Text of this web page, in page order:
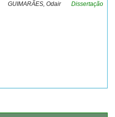
GUIMARÃES, Odair Dissertação